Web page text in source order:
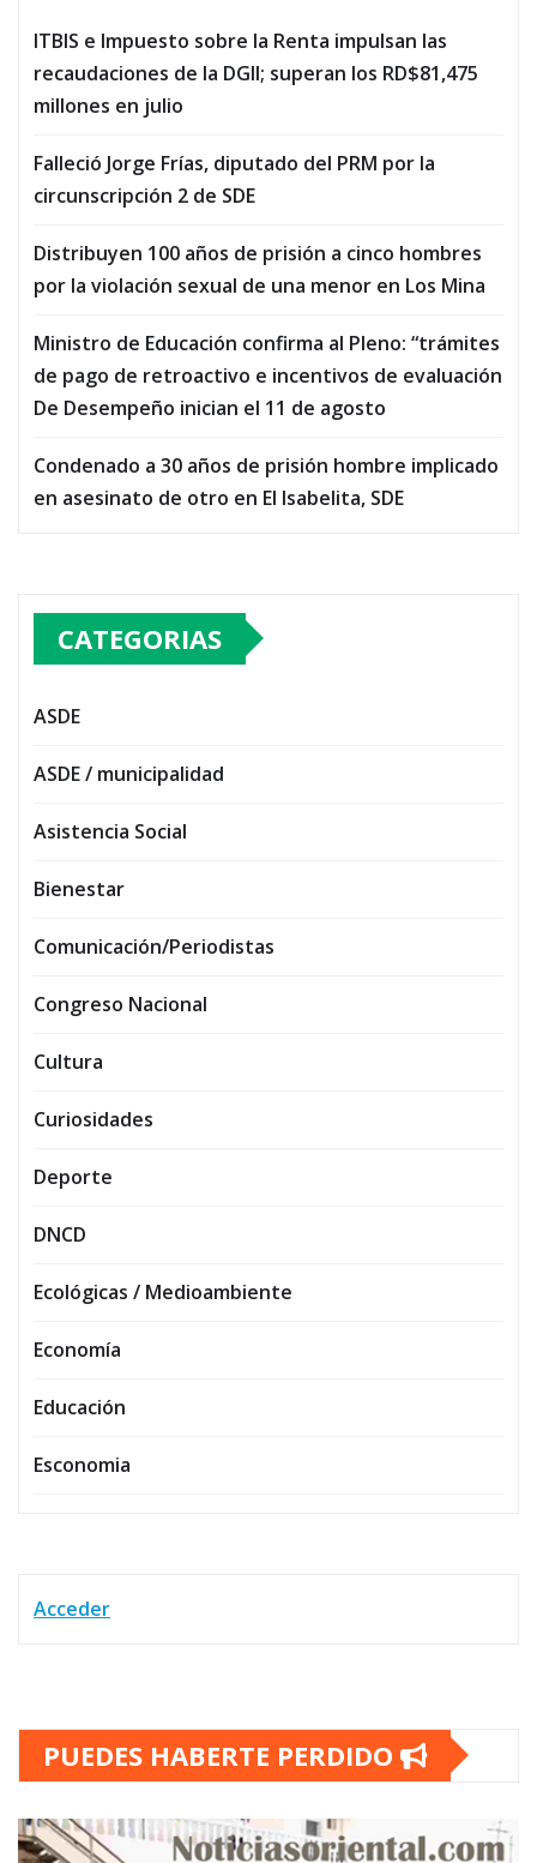
ITBIS e Impuesto sobre la Renta impulsan las
recaudaciones de la DGII; superan los RD$81,475
millones en julio
Falleció Jorge Frías, diputado del PRM por la
circunscripción 2 de SDE
Distribuyen 100 años de prisión a cinco hombres
por la violación sexual de una menor en Los Mina
Ministro de Educación confirma al Pleno: “trámites
de pago de retroactivo e incentivos de evaluación
De Desempeño inician el 11 de agosto
Condenado a 30 años de prisión hombre implicado
en asesinato de otro en El Isabelita, SDE
CATEGORIAS
ASDE
ASDE / municipalidad
Asistencia Social
Bienestar
Comunicación/Periodistas
Congreso Nacional
Cultura
Curiosidades
Deporte
DNCD
Ecológicas / Medioambiente
Economía
Educación
Esconomia
Acceder
PUEDES HABERTE PERDIDO